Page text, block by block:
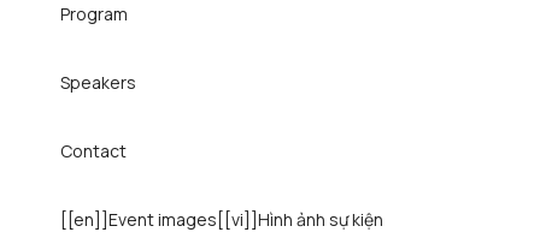
Program
Speakers
Contact
[[en]]Event images[[vi]]Hình ảnh sự kiện